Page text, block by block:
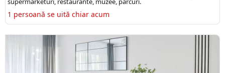
1 persoană se uită chiar acum